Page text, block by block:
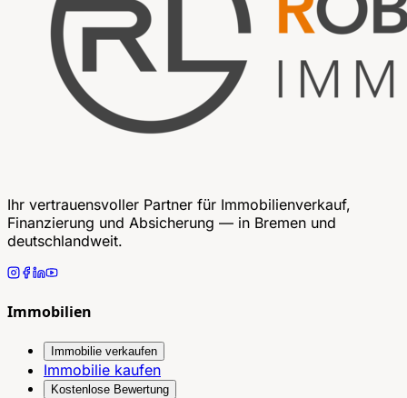
Ihr vertrauensvoller Partner für Immobilienverkauf,
Finanzierung und Absicherung — in Bremen und
deutschlandweit.
Immobilien
Immobilie verkaufen
Immobilie kaufen
Kostenlose Bewertung